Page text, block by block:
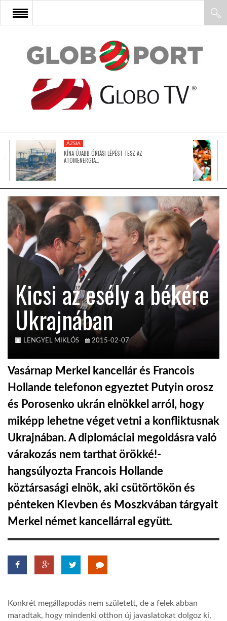
FŐOLDAL
AFRIKA
ÁZSIA
LATIN-AMERIKA
KÖZEL-KELET
AUSZTRÁLIA
A VILÁG ITTHON
HÍR3D
TROPICALMAGAZIN
GLOBOTV
AFRIKA TUDÁSTÁR
A NAP SZÉPE
LINKTR.EE
ÁZSIA
KÍNA ÚJABB ÓRIÁSI LÉPÉST TESZ AZ
ATOMENERGIA…
Kicsi az esély a békére
Ukrajnában
LENGYEL MIKLÓS 2015-02-07
Vasárnap Merkel kancellár és Francois
Hollande telefonon egyeztet Putyin orosz
és Porosenko ukrán elnökkel arról, hogy
miképp lehetne véget vetni a konfliktusnak
Ukrajnában. A diplomáciai megoldásra való
várakozás nem tarthat örökké!-
hangsúlyozta Francois Hollande
köztársasági elnök, aki csütörtökön és
pénteken Kievben és Moszkvában tárgyait
Merkel német kancellárral együtt.
Konkrét megállapodás nem született, de a felek abban
maradtak, hogy mindenki otthon új javaslatokat dolgoz ki,